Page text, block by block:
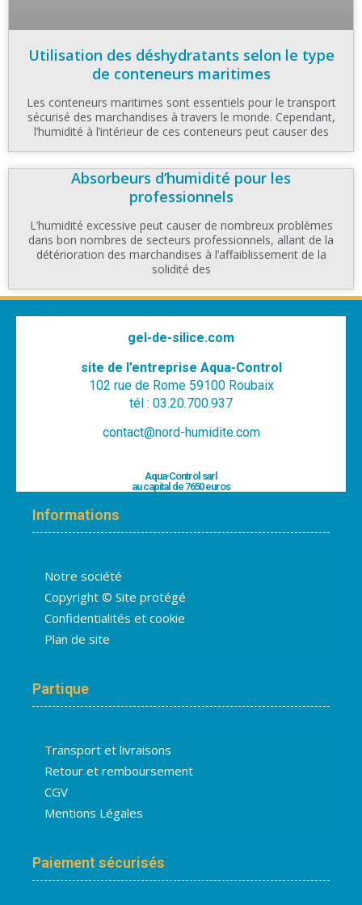
Utilisation des déshydratants selon le type
de conteneurs maritimes
Les conteneurs maritimes sont essentiels pour le transport
sécurisé des marchandises à travers le monde. Cependant,
l’humidité à l’intérieur de ces conteneurs peut causer des
Absorbeurs d’humidité pour les
professionnels
L’humidité excessive peut causer de nombreux problèmes
dans bon nombres de secteurs professionnels, allant de la
détérioration des marchandises à l’affaiblissement de la
solidité des
gel-de-silice.com
site de l’entreprise Aqua-Control
102 rue de Rome 59100 Roubaix
tél : 03.20.700.937
contact@nord-humidite.com
Aqua-Control sarl
au capital de 7650 euros
Informations
Notre société
Copyright © Site protégé
Confidentialités et cookie
Plan de site
Partique
Transport et livraisons
Retour et remboursement
CGV
Mentions Légales
Paiement sécurisés